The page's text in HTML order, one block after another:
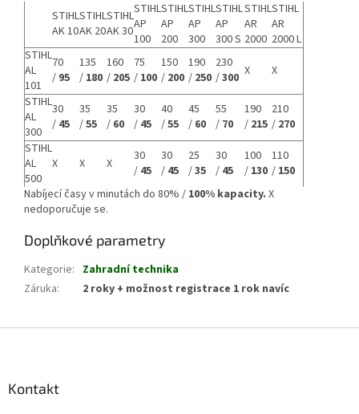
STIHL
AK 10
STIHL
AK 20
STIHL
AK 30
STIHL
AP
100
STIHL
AP
200
STIHL
AP
300
STIHL
AP
300 S
STIHL
AR
2000
STIHL
AR
2000 L
STIHL
AL
101
70
/ 95
135
/ 180
160
/ 205
75
/ 100
150
/ 200
190
/ 250
230
/300 X
X
STIHL
AL
300
30
/ 45
35
/55
35
/ 60
30
/ 45
40
/55
45
/ 60
55
/ 70
190
/ 215
210
/ 270
STIHL
AL
500
X X X
30
/ 45
30
/ 45
25
/35
30
/ 45
100
/ 130
110
/ 150
Nabíjecí časy v minutách do 80% / 100% kapacity. X
nedoporučuje se.
Doplňkové parametry
Kategorie: Zahradní technika
Záruka: 2 roky + možnost registrace 1 rok navíc
Kontakt